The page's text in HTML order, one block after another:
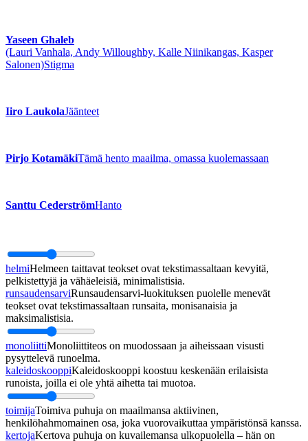
Yaseen Ghaleb
(Lauri Vanhala, Andy Willoughby, Kalle Niinikangas, Kasper
Salonen)Stigma
Iiro LaukolaJäänteet
Pirjo KotamäkiTämä hento maailma, omassa kuolemassaan
Santtu CederströmHanto
helmiHelmeen taittavat teokset ovat tekstimassaltaan kevyitä,
pelkistettyjä ja vähäeleisiä, minimalistisia.
runsaudensarviRunsaudensarvi-luokituksen puolelle menevät
teokset ovat tekstimassaltaan runsaita, monisanaisia ja
maksimalistisia.
monoliittiMonoliittiteos on muodossaan ja aiheissaan visusti
pysyttelevä runoelma.
kaleidoskooppiKaleidoskooppi koostuu keskenään erilaisista
runoista, joilla ei ole yhtä aihetta tai muotoa.
toimijaToimiva puhuja on maailmansa aktiivinen,
henkilöhahmomainen osa, joka vuorovaikuttaa ympäristönsä kanssa.
kertojaKertova puhuja on kuvailemansa ulkopuolella – hän on